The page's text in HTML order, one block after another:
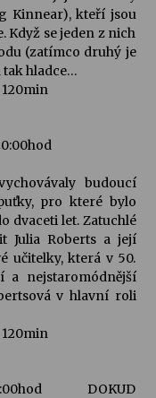
Kinnear), kteří jsou
Když se jeden z nich
(zatímco druhý je
tak hladce…
28.3. 20:00hod
budoucí
pro které bylo
dvaceti let. Zatuchlé
Julia Roberts a její
učitelky, která v 50.
a nejstaromódnější
v hlavní roli
20:00hod DOKUD